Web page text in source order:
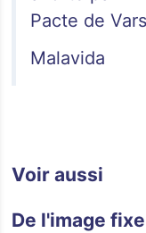
Pacte de
Malavida
Voir aussi
De l'image